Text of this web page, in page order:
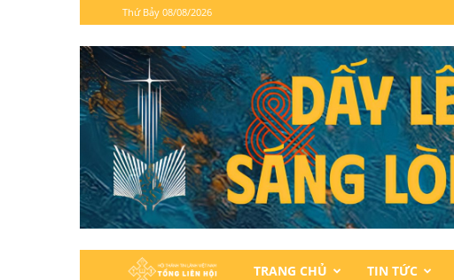
Thứ Bảy 08/08/2026
HộiTRANG CHỦ TIN TỨC